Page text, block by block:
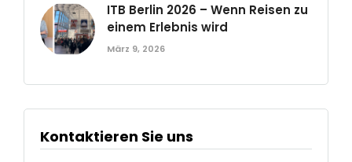
ITB Berlin 2026 – Wenn Reisen zu
einem Erlebnis wird
März 9, 2026
Kontaktieren Sie uns